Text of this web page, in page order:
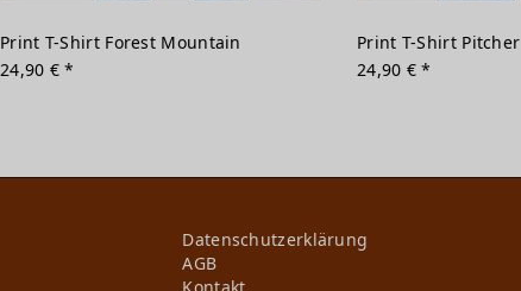
Print T-Shirt Forest Mountain
24,90 € *
Print T-Shirt Pitcher
24,90 € *
Daten­schutz­erklärung
AGB